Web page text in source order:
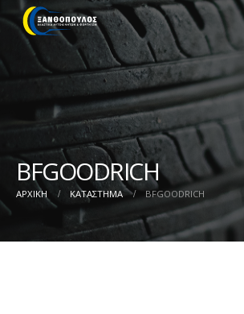
BFGOODRICH
ΑΡΧΙΚΉ ΚΑΤΆΣΤΗΜΑ BFGOODRICH